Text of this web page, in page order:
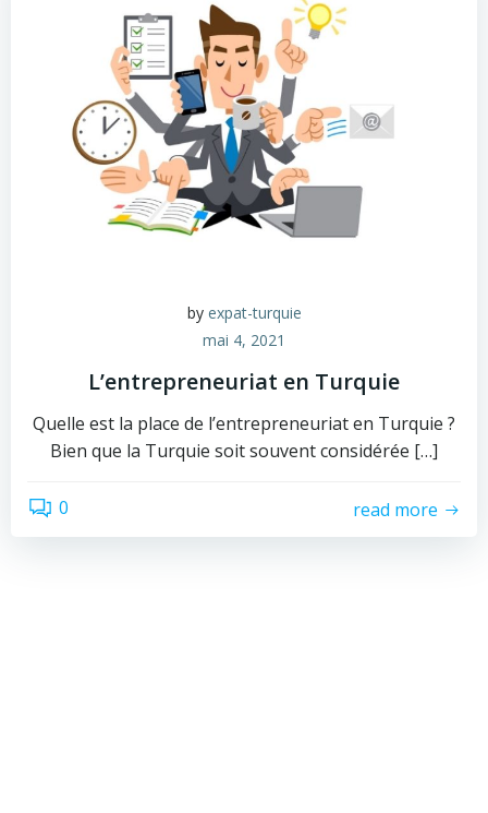
by expat-turquie
mai 4, 2021
L’entrepreneuriat en Turquie
Quelle est la place de l’entrepreneuriat en Turquie ?
Bien que la Turquie soit souvent considérée […]
0 read more